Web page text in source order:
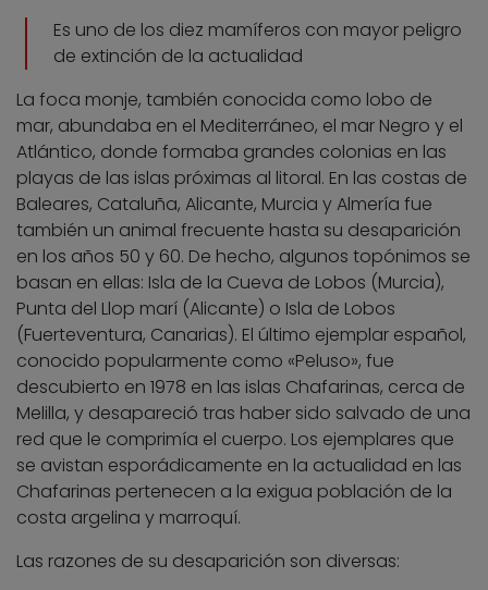
Es uno de los diez mamíferos con mayor peligro
de extinción de la actualidad
La foca monje, también conocida como lobo de
mar, abundaba en el Mediterráneo, el mar Negro y el
Atlántico, donde formaba grandes colonias en las
playas de las islas próximas al litoral. En las costas de
Baleares, Cataluña, Alicante, Murcia y Almería fue
también un animal frecuente hasta su desaparición
en los años 50 y 60. De hecho, algunos topónimos se
basan en ellas: Isla de la Cueva de Lobos (Murcia),
Punta del Llop marí (Alicante) o Isla de Lobos
(Fuerteventura, Canarias). El último ejemplar español,
conocido popularmente como «Peluso», fue
descubierto en 1978 en las islas Chafarinas, cerca de
Melilla, y desapareció tras haber sido salvado de una
red que le comprimía el cuerpo. Los ejemplares que
se avistan esporádicamente en la actualidad en las
Chafarinas pertenecen a la exigua población de la
costa argelina y marroquí.
Las razones de su desaparición son diversas: